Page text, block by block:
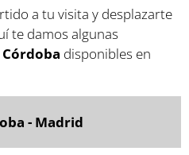
a tu visita y desplazarte
te damos algunas
disponibles en
- Madrid